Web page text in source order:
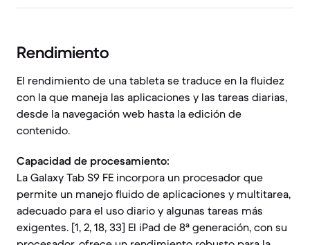
Rendimiento
El rendimiento de una tableta se traduce en la fluidez
con la que maneja las aplicaciones y las tareas diarias,
desde la navegación web hasta la edición de
contenido.
Capacidad de procesamiento:
La Galaxy Tab S9 FE incorpora un procesador que
permite un manejo fluido de aplicaciones y multitarea,
adecuado para el uso diario y algunas tareas más
exigentes. [1, 2, 18, 33] El iPad de 8ª generación, con su